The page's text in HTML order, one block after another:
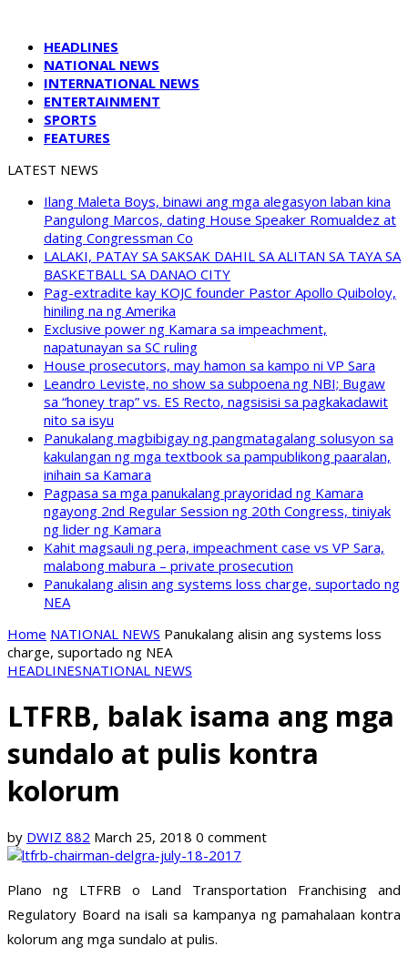
HEADLINES
NATIONAL NEWS
INTERNATIONAL NEWS
ENTERTAINMENT
SPORTS
FEATURES
LATEST NEWS
Ilang Maleta Boys, binawi ang mga alegasyon laban kina
Pangulong Marcos, dating House Speaker Romualdez at
dating Congressman Co
LALAKI, PATAY SA SAKSAK DAHIL SA ALITAN SA TAYA SA
BASKETBALL SA DANAO CITY
Pag-extradite kay KOJC founder Pastor Apollo Quiboloy,
hiniling na ng Amerika
Exclusive power ng Kamara sa impeachment,
napatunayan sa SC ruling
House prosecutors, may hamon sa kampo ni VP Sara
Leandro Leviste, no show sa subpoena ng NBI; Bugaw
sa “honey trap” vs. ES Recto, nagsisisi sa pagkakadawit
nito sa isyu
Panukalang magbibigay ng pangmatagalang solusyon sa
kakulangan ng mga textbook sa pampublikong paaralan,
inihain sa Kamara
Pagpasa sa mga panukalang prayoridad ng Kamara
ngayong 2nd Regular Session ng 20th Congress, tiniyak
ng lider ng Kamara
Kahit magsauli ng pera, impeachment case vs VP Sara,
malabong mabura – private prosecution
Panukalang alisin ang systems loss charge, suportado ng
NEA
Home NATIONAL NEWS Panukalang alisin ang systems loss
charge, suportado ng NEA
HEADLINESNATIONAL NEWS
LTFRB, balak isama ang mga
sundalo at pulis kontra
kolorum
by DWIZ 882 March 25, 2018 0 comment
Plano ng LTFRB o Land Transportation Franchising and
Regulatory Board na isali sa kampanya ng pamahalaan kontra
kolorum ang mga sundalo at pulis.